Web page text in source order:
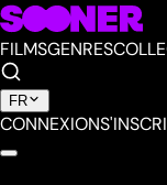
FILMSGENRES
FR
CONNEXION